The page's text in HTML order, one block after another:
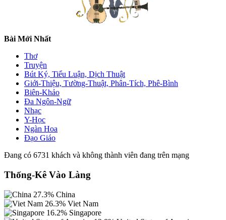
Bài Mới Nhất
Thơ
Truyện
Bút Ký, Tiểu Luận, Dịch Thuật
Giới-Thiệu, Tường-Thuật, Phân-Tích, Phê-Bình
Biên-Khảo
Đa Ngôn-Ngữ
Nhạc
Y-Học
Ngàn Hoa
Đạo Giáo
Đang có 6731 khách và không thành viên đang trên mạng
Thống-Kê Vào Làng
27.3% China
26.3% Viet Nam
16.2% Singapore